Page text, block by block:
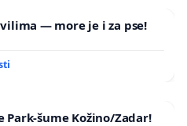
— more je i za pse!
šume Kožino/Zadar!